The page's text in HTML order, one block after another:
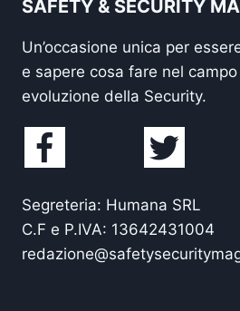
SAFETY & SECURITY
Un’occasione unica per
e sapere cosa fare nel
evoluzione della Security.
Segreteria: Humana SRL
C.F e P.IVA: 13642431004